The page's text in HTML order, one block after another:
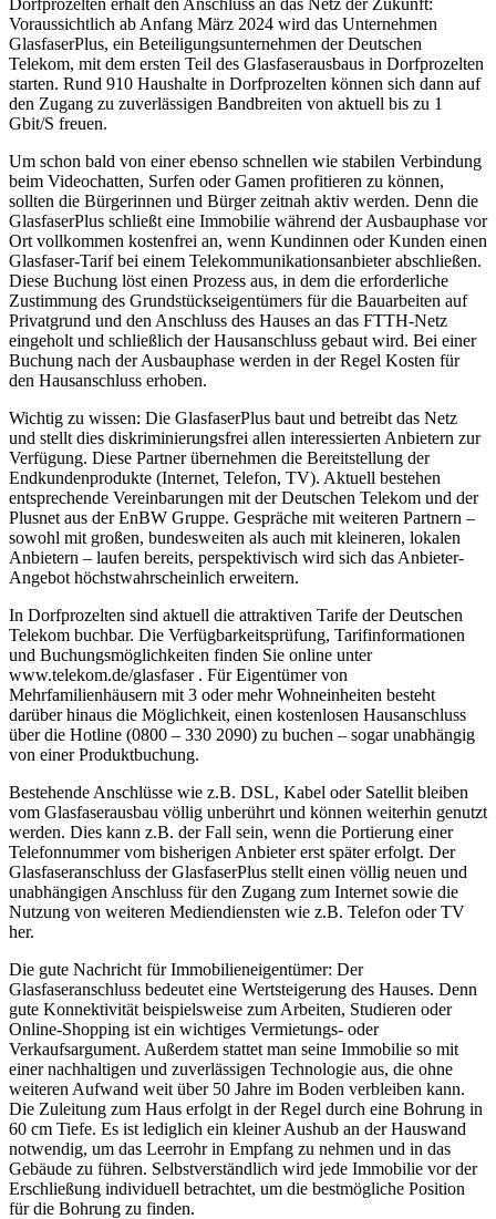
Voraussichtlich ab Anfang März 2024 wird das Unternehmen
GlasfaserPlus, ein Beteiligungsunternehmen der Deutschen
Telekom, mit dem ersten Teil des Glasfaserausbaus in Dorfprozelten
starten. Rund 910 Haushalte in Dorfprozelten können sich dann auf
den Zugang zu zuverlässigen Bandbreiten von aktuell bis zu 1
Gbit/S freuen.
Um schon bald von einer ebenso schnellen wie stabilen Verbindung
beim Videochatten, Surfen oder Gamen profitieren zu können,
sollten die Bürgerinnen und Bürger zeitnah aktiv werden. Denn die
GlasfaserPlus schließt eine Immobilie während der Ausbauphase vor
Ort vollkommen kostenfrei an, wenn Kundinnen oder Kunden einen
Glasfaser-Tarif bei einem Telekommunikationsanbieter abschließen.
Diese Buchung löst einen Prozess aus, in dem die erforderliche
Zustimmung des Grundstückseigentümers für die Bauarbeiten auf
Privatgrund und den Anschluss des Hauses an das FTTH-Netz
eingeholt und schließlich der Hausanschluss gebaut wird. Bei einer
Buchung nach der Ausbauphase werden in der Regel Kosten für
den Hausanschluss erhoben.
Wichtig zu wissen: Die GlasfaserPlus baut und betreibt das Netz
und stellt dies diskriminierungsfrei allen interessierten Anbietern zur
Verfügung. Diese Partner übernehmen die Bereitstellung der
Endkundenprodukte (Internet, Telefon, TV). Aktuell bestehen
entsprechende Vereinbarungen mit der Deutschen Telekom und der
Plusnet aus der EnBW Gruppe. Gespräche mit weiteren Partnern –
sowohl mit großen, bundesweiten als auch mit kleineren, lokalen
Anbietern – laufen bereits, perspektivisch wird sich das Anbieter-
Angebot höchstwahrscheinlich erweitern.
In Dorfprozelten sind aktuell die attraktiven Tarife der Deutschen
Telekom buchbar. Die Verfügbarkeitsprüfung, Tarifinformationen
und Buchungsmöglichkeiten finden Sie online unter
www.telekom.de/glasfaser . Für Eigentümer von
Mehrfamilienhäusern mit 3 oder mehr Wohneinheiten besteht
darüber hinaus die Möglichkeit, einen kostenlosen Hausanschluss
über die Hotline (0800 – 330 2090) zu buchen – sogar unabhängig
von einer Produktbuchung.
Bestehende Anschlüsse wie z.B. DSL, Kabel oder Satellit bleiben
vom Glasfaserausbau völlig unberührt und können weiterhin genutzt
werden. Dies kann z.B. der Fall sein, wenn die Portierung einer
Telefonnummer vom bisherigen Anbieter erst später erfolgt. Der
Glasfaseranschluss der GlasfaserPlus stellt einen völlig neuen und
unabhängigen Anschluss für den Zugang zum Internet sowie die
Nutzung von weiteren Mediendiensten wie z.B. Telefon oder TV
her.
Die gute Nachricht für Immobilieneigentümer: Der
Glasfaseranschluss bedeutet eine Wertsteigerung des Hauses. Denn
gute Konnektivität beispielsweise zum Arbeiten, Studieren oder
Online-Shopping ist ein wichtiges Vermietungs- oder
Verkaufsargument. Außerdem stattet man seine Immobilie so mit
einer nachhaltigen und zuverlässigen Technologie aus, die ohne
weiteren Aufwand weit über 50 Jahre im Boden verbleiben kann.
Die Zuleitung zum Haus erfolgt in der Regel durch eine Bohrung in
60 cm Tiefe. Es ist lediglich ein kleiner Aushub an der Hauswand
notwendig, um das Leerrohr in Empfang zu nehmen und in das
Gebäude zu führen. Selbstverständlich wird jede Immobilie vor der
Erschließung individuell betrachtet, um die bestmögliche Position
für die Bohrung zu finden.